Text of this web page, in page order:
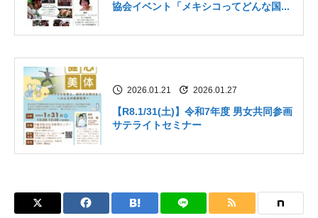
協会イベント「メキシコってどんな国...
2026.01.21 2026.01.27
【R8.1/31(土)】令和7年度 男女共同参画
サテライトセミナー